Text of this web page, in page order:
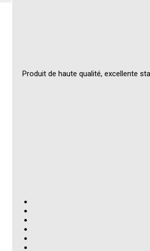
Produit de haute qualité, excellente